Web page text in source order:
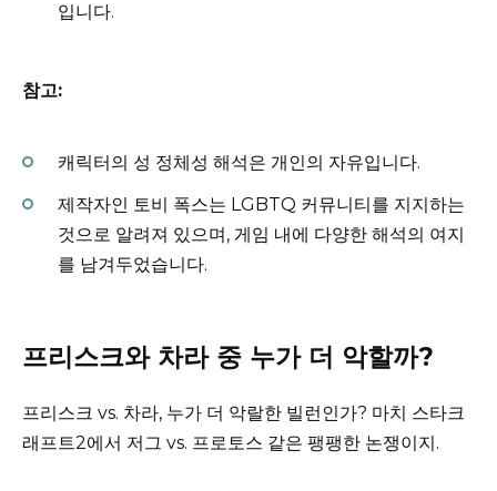
입니다.
참고:
캐릭터의 성 정체성 해석은 개인의 자유입니다.
제작자인 토비 폭스는 LGBTQ 커뮤니티를 지지하는
것으로 알려져 있으며, 게임 내에 다양한 해석의 여지
를 남겨두었습니다.
프리스크와 차라 중 누가 더 악할까?
프리스크 vs. 차라, 누가 더 악랄한 빌런인가? 마치 스타크
래프트2에서 저그 vs. 프로토스 같은 팽팽한 논쟁이지.